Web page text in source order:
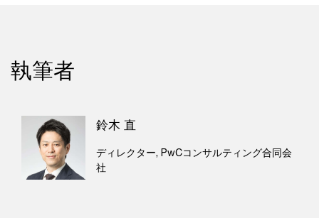
執筆者
鈴木 直
ディレクター, PwCコンサルティング合同会
社